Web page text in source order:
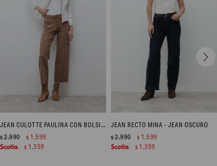
JEAN CULOTTE PAULINA CON BOLSILLOS - TOSTADO
$2.990 $ 1.599
$ 1.359
JEAN RECTO MINA - JEAN OSCURO
$2.990 $ 1.599
$ 1.359